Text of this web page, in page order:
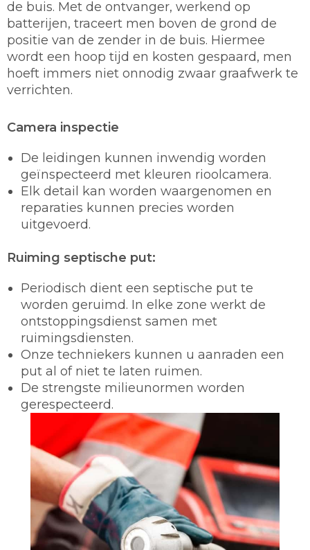
de buis. Met de ontvanger, werkend op
batterijen, traceert men boven de grond de
positie van de zender in de buis. Hiermee
wordt een hoop tijd en kosten gespaard, men
hoeft immers niet onnodig zwaar graafwerk te
verrichten.
Camera inspectie
De leidingen kunnen inwendig worden
geïnspecteerd met kleuren rioolcamera.
Elk detail kan worden waargenomen en
reparaties kunnen precies worden
uitgevoerd.
Ruiming septische put:
Periodisch dient een septische put te
worden geruimd. In elke zone werkt de
ontstoppingsdienst samen met
ruimingsdiensten.
Onze techniekers kunnen u aanraden een
put al of niet te laten ruimen.
De strengste milieunormen worden
gerespecteerd.